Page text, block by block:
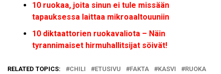
10 ruokaa, joita sinun ei tule missään
tapauksessa laittaa mikroaaltouuniin
10 diktaattorien ruokavaliota – Näin
tyrannimaiset hirmuhallitsijat söivät!
RELATED TOPICS: CHILI ETUSIVU FAKTA KASVI RUOKA